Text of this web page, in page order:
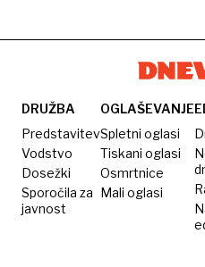
nepreglednečlanic
javnih
univerz
urejen
DRUŽBA
Predstavitev
Vodstvo
Dosežki
Sporočila za
javnost
OGLAŠEVANJE
Spletni oglasi
Tiskani oglasi
Osmrtnice
Mali oglasi